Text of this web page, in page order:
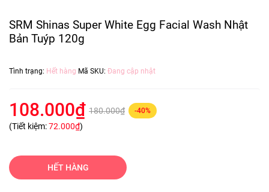
SRM Shinas Super White Egg Facial Wash Nhật
Bản Tuýp 120g
Tình trạng: Hết hàng Mã SKU: Đang cập nhật
108.000₫ 180.000₫ -40%
(Tiết kiệm:72.000₫)
HẾT HÀNG